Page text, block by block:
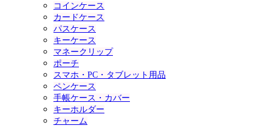
コインケース
カードケース
パスケース
キーケース
マネークリップ
ポーチ
スマホ・PC・タブレット用品
ペンケース
手帳ケース・カバー
キーホルダー
チャーム